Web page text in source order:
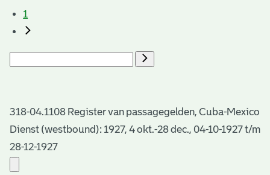
1
318-04.1108 Register van passagegelden, Cuba-Mexico
Dienst (westbound): 1927, 4 okt.-28 dec., 04-10-1927 t/m
28-12-1927